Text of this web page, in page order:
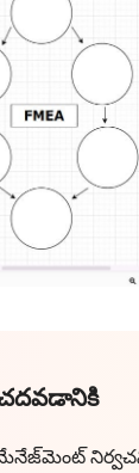
మేనేజ్‌మెంట్